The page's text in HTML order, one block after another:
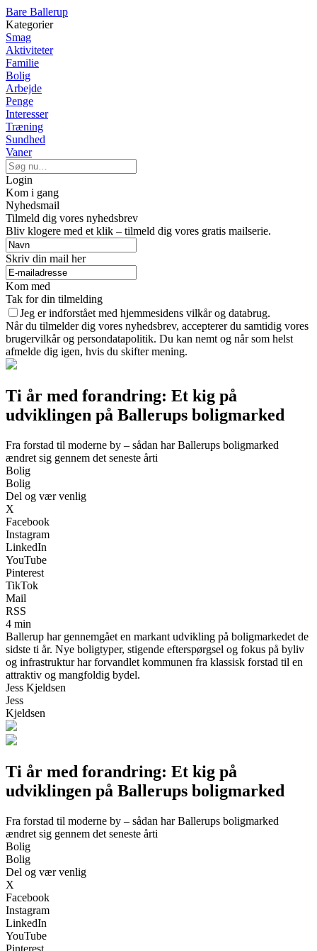
Bare Ballerup
Kategorier
Smag
Aktiviteter
Familie
Bolig
Arbejde
Penge
Interesser
Træning
Sundhed
Vaner
Login
Kom i gang
Nyhedsmail
Tilmeld dig vores nyhedsbrev
Bliv klogere med et klik – tilmeld dig vores gratis mailserie.
Skriv din mail her
Kom med
Tak for din tilmelding
Jeg er indforstået med hjemmesidens vilkår og databrug.
Når du tilmelder dig vores nyhedsbrev, accepterer du samtidig vores
brugervilkår og persondatapolitik. Du kan nemt og når som helst
afmelde dig igen, hvis du skifter mening.
Ti år med forandring: Et kig på
udviklingen på Ballerups boligmarked
Fra forstad til moderne by – sådan har Ballerups boligmarked
ændret sig gennem det seneste årti
Bolig
Bolig
Del og vær venlig
X
Facebook
Instagram
LinkedIn
YouTube
Pinterest
TikTok
Mail
RSS
4 min
Ballerup har gennemgået en markant udvikling på boligmarkedet de
sidste ti år. Nye boligtyper, stigende efterspørgsel og fokus på byliv
og infrastruktur har forvandlet kommunen fra klassisk forstad til en
attraktiv og mangfoldig bydel.
Jess Kjeldsen
Jess
Kjeldsen
Ti år med forandring: Et kig på
udviklingen på Ballerups boligmarked
Fra forstad til moderne by – sådan har Ballerups boligmarked
ændret sig gennem det seneste årti
Bolig
Bolig
Del og vær venlig
X
Facebook
Instagram
LinkedIn
YouTube
Pinterest